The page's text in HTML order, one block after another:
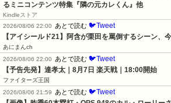
るミニコンテンツ特集『隣の元カレくん』他
Kindleストア
2026/08/06 22:00
あとで読む 🐦Tweet
【アイシールド21】阿含が栗田を罵倒するシーン、
あにまんch
2026/08/06 22:00
あとで読む 🐦Tweet
【予告先発】達孝太｜8月7日 楽天戦｜18:00開始
ファイターズ王国
2026/08/06 21:59
あとで読む 🐦Tweet